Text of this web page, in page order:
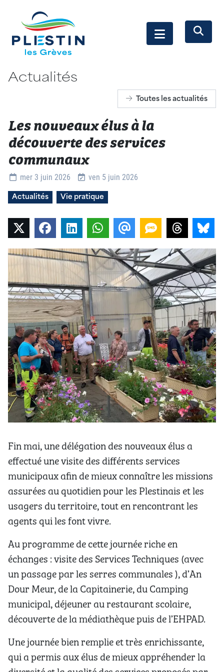
Actualités
Toutes les actualités
Les nouveaux élus à la
découverte des services
communaux
Détailsmer 3 juin 2026 ven 5 juin 2026
Actualités Vie pratique
Fin mai, une délégation des nouveaux élus a
effectué une visite des différents services
municipaux afin de mieux connaître les missions
assurées au quotidien pour les Plestinais et les
usagers du territoire, tout en rencontrant les
agents qui les font vivre.
Au programme de cette journée riche en
échanges : visite des Services Techniques (avec
un passage par les serres communales ), d’An
Dour Meur, de la Capitainerie, du Camping
municipal, déjeuner au restaurant scolaire,
découverte de la médiathèque puis de l’EHPAD.
Une journée bien remplie et très enrichissante,
qui a permis aux élus de mieux appréhender la